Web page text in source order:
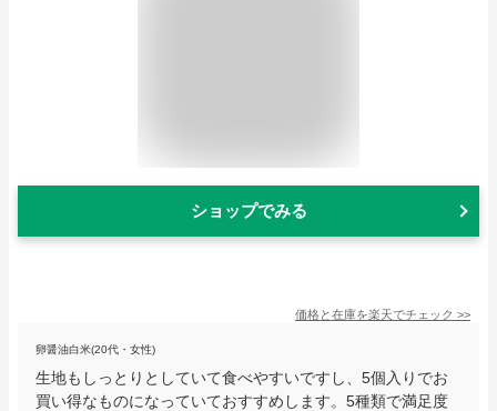
ショップでみる
価格と在庫を楽天でチェック >>
卵醤油白米(20代・女性)
生地もしっとりとしていて食べやすいですし、5個入りでお
買い得なものになっていておすすめします。5種類で満足度